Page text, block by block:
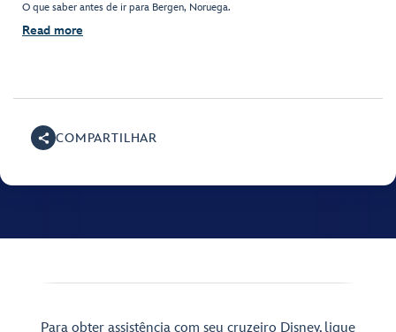
O que saber antes de ir para Bergen, Noruega.
Read more
COMPARTILHAR
Para obter assistência com seu cruzeiro Disney, ligue